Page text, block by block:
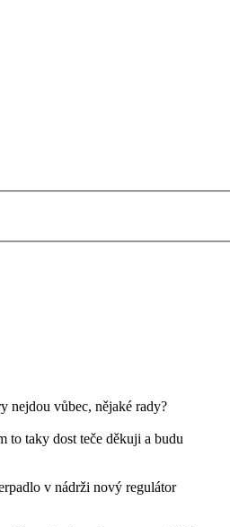
nejdou vůbec, nějaké rady?
to taky dost teče děkuji a budu
v nádrži nový regulátor